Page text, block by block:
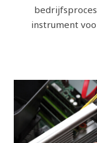
instrument